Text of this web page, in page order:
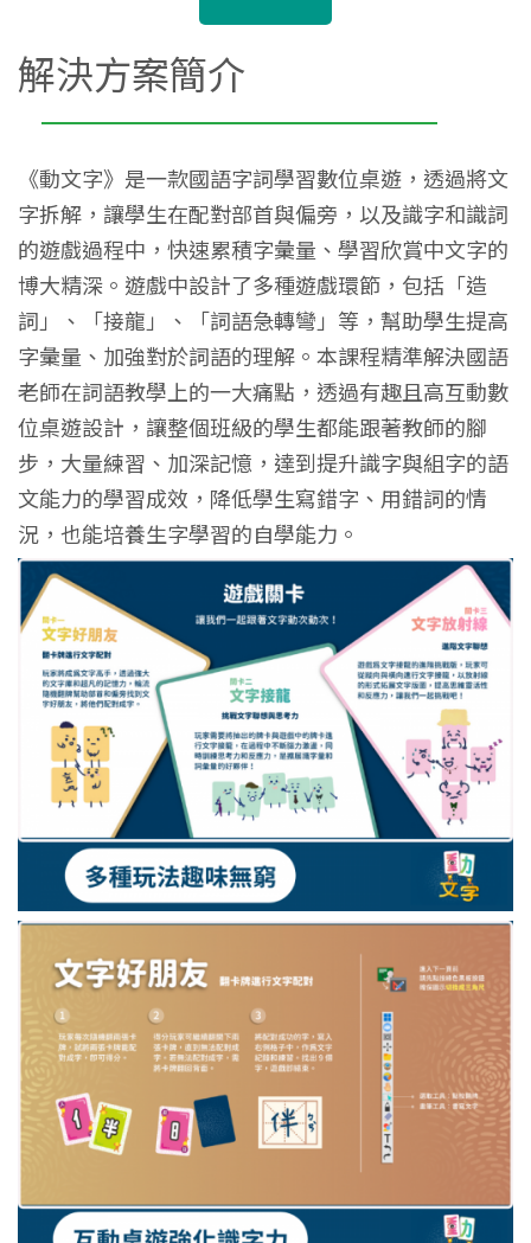
解決方案簡介
《動文字》是一款國語字詞學習數位桌遊，透過將文
字拆解，讓學生在配對部首與偏旁，以及識字和識詞
的遊戲過程中，快速累積字彙量、學習欣賞中文字的
博大精深。遊戲中設計了多種遊戲環節，包括「造
詞」、「接龍」、「詞語急轉彎」等，幫助學生提高
字彙量、加強對於詞語的理解。本課程精準解決國語
老師在詞語教學上的一大痛點，透過有趣且高互動數
位桌遊設計，讓整個班級的學生都能跟著教師的腳
步，大量練習、加深記憶，達到提升識字與組字的語
文能力的學習成效，降低學生寫錯字、用錯詞的情
況，也能培養生字學習的自學能力。